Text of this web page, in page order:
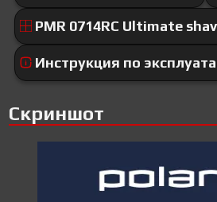
PMR 0714RC Ultimate
Инструкция по
Скриншот